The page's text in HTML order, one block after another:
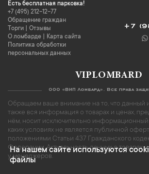
Есть бесплатная парковка!
+7 (495) 212-12-77
Обращение граждан
Торги
Отзывы
О ломбарде
Карта сайта
Политика обработки
персональных данных
+7
VIPLOMBARD
ООО «ВИП Ломбард». Все права
Обращаем ваше внимание на то, что данный
также вся информация о товарах и ценах,
нём, носит исключительно информационный
каких условиях не является публичной
положениями Статьи 437 Гражданского
Федерации. Актуальность данных о товарах и
у менеджеров.
На нашем сайте используются
файлы